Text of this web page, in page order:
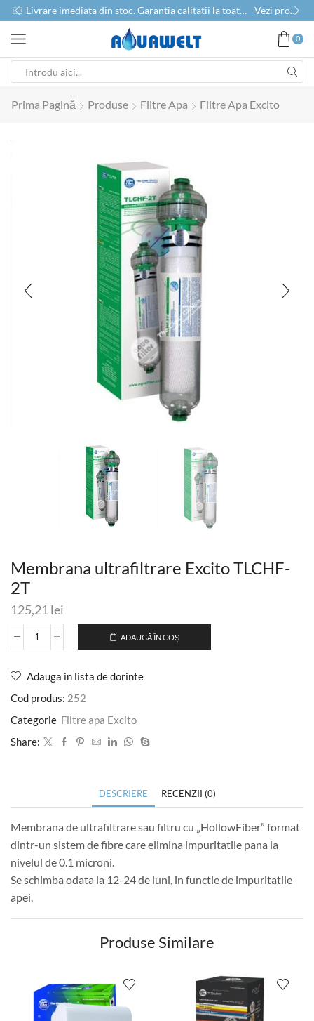
Livrare imediata din stoc. Garantia calitatii la toate produsele Vezi produse
0
Prima Pagină Produse Filtre Apa Filtre Apa Excito
Membrana ultrafiltrare Excito TLCHF-
2T
125,21 lei
ADAUGĂ ÎN COȘ
Adauga in lista de dorinte
Cod produs: 252
Categorie Filtre apa Excito
Share:
DESCRIERE RECENZII (0)
Membrana de ultrafiltrare sau filtru cu „HollowFiber” format
dintr-un sistem de fibre care elimina impuritatile pana la
nivelul de 0.1 microni.
Se schimba odata la 12-24 de luni, in functie de impuritatile
apei.
Produse Similare